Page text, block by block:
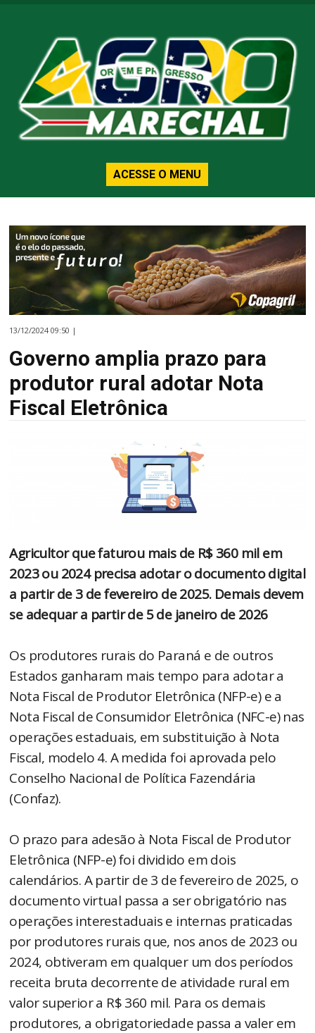
ACESSE O MENU
13/12/2024 09:50 |
Governo amplia prazo para
produtor rural adotar Nota
Fiscal Eletrônica
Agricultor que faturou mais de R$ 360 mil em
2023 ou 2024 precisa adotar o documento digital
a partir de 3 de fevereiro de 2025. Demais devem
se adequar a partir de 5 de janeiro de 2026
Os produtores rurais do Paraná e de outros
Estados ganharam mais tempo para adotar a
Nota Fiscal de Produtor Eletrônica (NFP-e) e a
Nota Fiscal de Consumidor Eletrônica (NFC-e) nas
operações estaduais, em substituição à Nota
Fiscal, modelo 4. A medida foi aprovada pelo
Conselho Nacional de Política Fazendária
(Confaz).
O prazo para adesão à Nota Fiscal de Produtor
Eletrônica (NFP-e) foi dividido em dois
calendários. A partir de 3 de fevereiro de 2025, o
documento virtual passa a ser obrigatório nas
operações interestaduais e internas praticadas
por produtores rurais que, nos anos de 2023 ou
2024, obtiveram em qualquer um dos períodos
receita bruta decorrente de atividade rural em
valor superior a R$ 360 mil. Para os demais
produtores, a obrigatoriedade passa a valer em